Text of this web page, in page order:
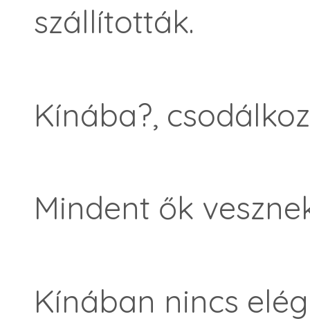
szállították.
Kínába?,
Mindent ők
Kínában nincs